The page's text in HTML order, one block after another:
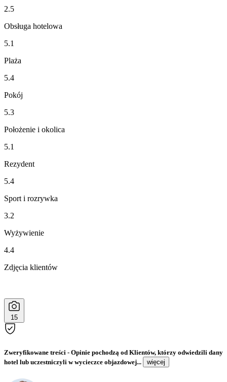
2.5
Obsługa hotelowa
5.1
Plaża
5.4
Pokój
5.3
Położenie i okolica
5.1
Rezydent
5.4
Sport i rozrywka
3.2
Wyżywienie
4.4
Zdjęcia klientów
15
Zweryfikowane treści - Opinie pochodzą od Klientów, którzy odwiedzili dany
hotel lub uczestniczyli w wycieczce objazdowej...
więcej